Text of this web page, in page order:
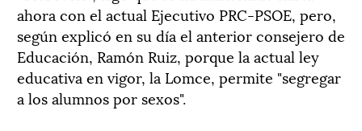
ahora con el actual Ejecutivo PRC-PSOE, pero,
según explicó en su día el anterior consejero de
Educación, Ramón Ruiz, porque la actual ley
educativa en vigor, la Lomce, permite "segregar
a los alumnos por sexos".